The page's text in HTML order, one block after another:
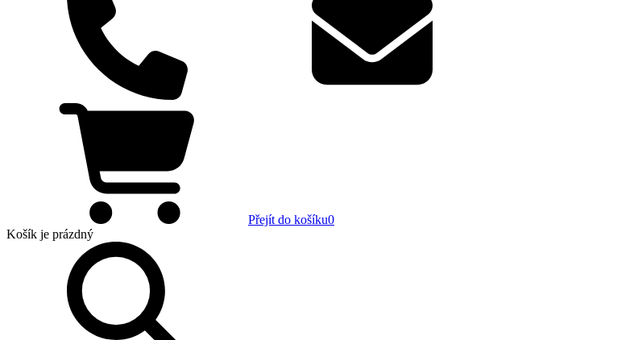
Přejít do košíku0
Košík je prázdný